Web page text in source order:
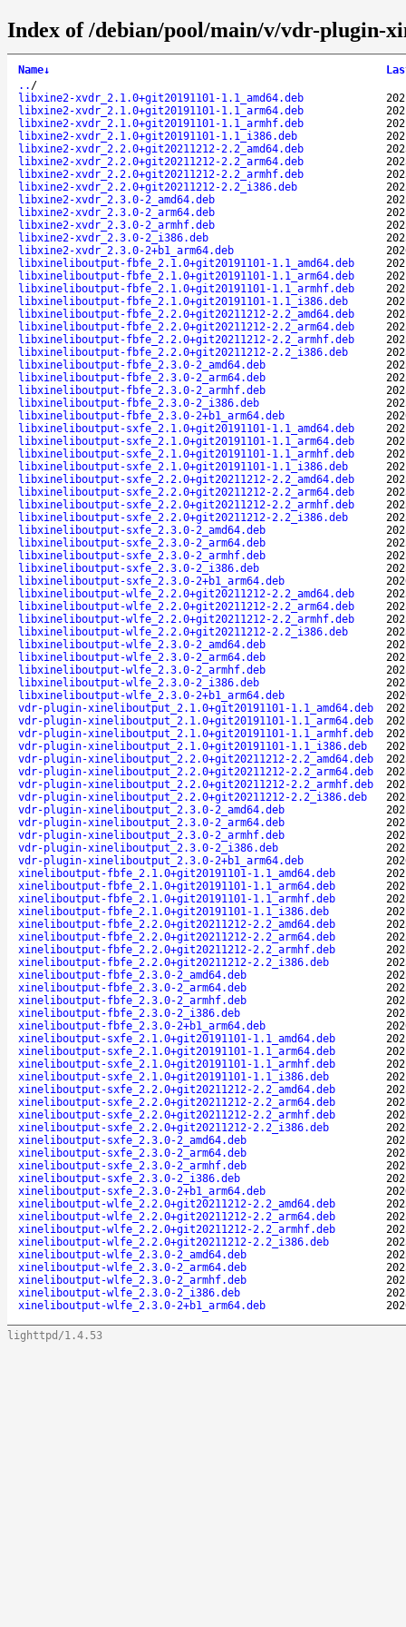
Index of /debian/pool/main/v/vdr-plugin-
Name↓
.. /
libxine2-xvdr_2.1.0+git20191101-1.1_amd64.deb
libxine2-xvdr_2.1.0+git20191101-1.1_arm64.deb
libxine2-xvdr_2.1.0+git20191101-1.1_armhf.deb
libxine2-xvdr_2.1.0+git20191101-1.1_i386.deb
libxine2-xvdr_2.2.0+git20211212-2.2_amd64.deb
libxine2-xvdr_2.2.0+git20211212-2.2_arm64.deb
libxine2-xvdr_2.2.0+git20211212-2.2_armhf.deb
libxine2-xvdr_2.2.0+git20211212-2.2_i386.deb
libxine2-xvdr_2.3.0-2_amd64.deb
libxine2-xvdr_2.3.0-2_arm64.deb
libxine2-xvdr_2.3.0-2_armhf.deb
libxine2-xvdr_2.3.0-2_i386.deb
libxine2-xvdr_2.3.0-2+b1_arm64.deb
libxineliboutput-fbfe_2.1.0+git20191101-1.1_amd64.deb
libxineliboutput-fbfe_2.1.0+git20191101-1.1_arm64.deb
libxineliboutput-fbfe_2.1.0+git20191101-1.1_armhf.deb
libxineliboutput-fbfe_2.1.0+git20191101-1.1_i386.deb
libxineliboutput-fbfe_2.2.0+git20211212-2.2_amd64.deb
libxineliboutput-fbfe_2.2.0+git20211212-2.2_arm64.deb
libxineliboutput-fbfe_2.2.0+git20211212-2.2_armhf.deb
libxineliboutput-fbfe_2.2.0+git20211212-2.2_i386.deb
libxineliboutput-fbfe_2.3.0-2_amd64.deb
libxineliboutput-fbfe_2.3.0-2_arm64.deb
libxineliboutput-fbfe_2.3.0-2_armhf.deb
libxineliboutput-fbfe_2.3.0-2_i386.deb
libxineliboutput-fbfe_2.3.0-2+b1_arm64.deb
libxineliboutput-sxfe_2.1.0+git20191101-1.1_amd64.deb
libxineliboutput-sxfe_2.1.0+git20191101-1.1_arm64.deb
libxineliboutput-sxfe_2.1.0+git20191101-1.1_armhf.deb
libxineliboutput-sxfe_2.1.0+git20191101-1.1_i386.deb
libxineliboutput-sxfe_2.2.0+git20211212-2.2_amd64.deb
libxineliboutput-sxfe_2.2.0+git20211212-2.2_arm64.deb
libxineliboutput-sxfe_2.2.0+git20211212-2.2_armhf.deb
libxineliboutput-sxfe_2.2.0+git20211212-2.2_i386.deb
libxineliboutput-sxfe_2.3.0-2_amd64.deb
libxineliboutput-sxfe_2.3.0-2_arm64.deb
libxineliboutput-sxfe_2.3.0-2_armhf.deb
libxineliboutput-sxfe_2.3.0-2_i386.deb
libxineliboutput-sxfe_2.3.0-2+b1_arm64.deb
libxineliboutput-wlfe_2.2.0+git20211212-2.2_amd64.deb
libxineliboutput-wlfe_2.2.0+git20211212-2.2_arm64.deb
libxineliboutput-wlfe_2.2.0+git20211212-2.2_armhf.deb
libxineliboutput-wlfe_2.2.0+git20211212-2.2_i386.deb
libxineliboutput-wlfe_2.3.0-2_amd64.deb
libxineliboutput-wlfe_2.3.0-2_arm64.deb
libxineliboutput-wlfe_2.3.0-2_armhf.deb
libxineliboutput-wlfe_2.3.0-2_i386.deb
libxineliboutput-wlfe_2.3.0-2+b1_arm64.deb
vdr-plugin-xineliboutput_2.1.0+git20191101-1.1_amd64.deb
vdr-plugin-xineliboutput_2.1.0+git20191101-1.1_arm64.deb
vdr-plugin-xineliboutput_2.1.0+git20191101-1.1_armhf.deb
vdr-plugin-xineliboutput_2.1.0+git20191101-1.1_i386.deb
vdr-plugin-xineliboutput_2.2.0+git20211212-2.2_amd64.deb
vdr-plugin-xineliboutput_2.2.0+git20211212-2.2_arm64.deb
vdr-plugin-xineliboutput_2.2.0+git20211212-2.2_armhf.deb
vdr-plugin-xineliboutput_2.2.0+git20211212-2.2_i386.deb
vdr-plugin-xineliboutput_2.3.0-2_amd64.deb
vdr-plugin-xineliboutput_2.3.0-2_arm64.deb
vdr-plugin-xineliboutput_2.3.0-2_armhf.deb
vdr-plugin-xineliboutput_2.3.0-2_i386.deb
vdr-plugin-xineliboutput_2.3.0-2+b1_arm64.deb
xineliboutput-fbfe_2.1.0+git20191101-1.1_amd64.deb
xineliboutput-fbfe_2.1.0+git20191101-1.1_arm64.deb
xineliboutput-fbfe_2.1.0+git20191101-1.1_armhf.deb
xineliboutput-fbfe_2.1.0+git20191101-1.1_i386.deb
xineliboutput-fbfe_2.2.0+git20211212-2.2_amd64.deb
xineliboutput-fbfe_2.2.0+git20211212-2.2_arm64.deb
xineliboutput-fbfe_2.2.0+git20211212-2.2_armhf.deb
xineliboutput-fbfe_2.2.0+git20211212-2.2_i386.deb
xineliboutput-fbfe_2.3.0-2_amd64.deb
xineliboutput-fbfe_2.3.0-2_arm64.deb
xineliboutput-fbfe_2.3.0-2_armhf.deb
xineliboutput-fbfe_2.3.0-2_i386.deb
xineliboutput-fbfe_2.3.0-2+b1_arm64.deb
xineliboutput-sxfe_2.1.0+git20191101-1.1_amd64.deb
xineliboutput-sxfe_2.1.0+git20191101-1.1_arm64.deb
xineliboutput-sxfe_2.1.0+git20191101-1.1_armhf.deb
xineliboutput-sxfe_2.1.0+git20191101-1.1_i386.deb
xineliboutput-sxfe_2.2.0+git20211212-2.2_amd64.deb
xineliboutput-sxfe_2.2.0+git20211212-2.2_arm64.deb
xineliboutput-sxfe_2.2.0+git20211212-2.2_armhf.deb
xineliboutput-sxfe_2.2.0+git20211212-2.2_i386.deb
xineliboutput-sxfe_2.3.0-2_amd64.deb
xineliboutput-sxfe_2.3.0-2_arm64.deb
xineliboutput-sxfe_2.3.0-2_armhf.deb
xineliboutput-sxfe_2.3.0-2_i386.deb
xineliboutput-sxfe_2.3.0-2+b1_arm64.deb
xineliboutput-wlfe_2.2.0+git20211212-2.2_amd64.deb
xineliboutput-wlfe_2.2.0+git20211212-2.2_arm64.deb
xineliboutput-wlfe_2.2.0+git20211212-2.2_armhf.deb
xineliboutput-wlfe_2.2.0+git20211212-2.2_i386.deb
xineliboutput-wlfe_2.3.0-2_amd64.deb
xineliboutput-wlfe_2.3.0-2_arm64.deb
xineliboutput-wlfe_2.3.0-2_armhf.deb
xineliboutput-wlfe_2.3.0-2_i386.deb
xineliboutput-wlfe_2.3.0-2+b1_arm64.deb
lighttpd/1.4.53